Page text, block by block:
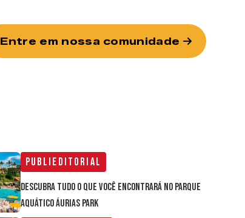
Entre em nossa comunidade
Publieditorial
Descubra tudo o que você encontrará no parque
aquático Áurias Park